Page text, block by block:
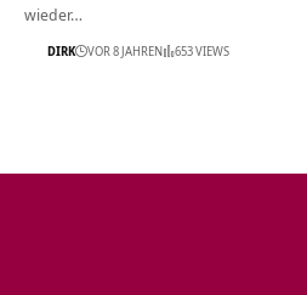
wieder…
DIRK VOR 8 JAHREN 653 VIEWS